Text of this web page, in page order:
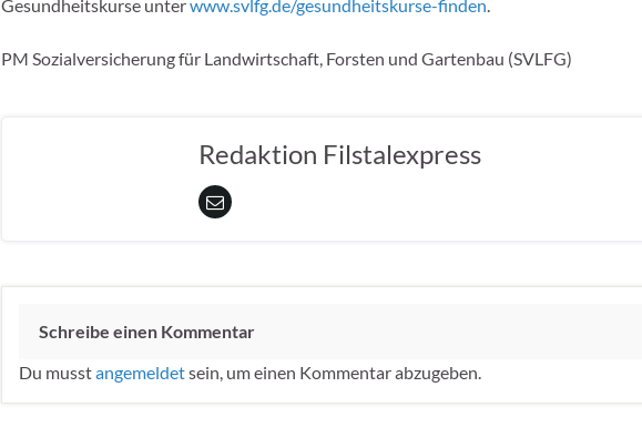
Gesundheitskurse unterwww.svlfg.de/gesundheitskurse-finden.
PM Sozialversicherung für Landwirtschaft, Forsten und Gartenbau (SVLFG)
Redaktion Filstalexpress
Schreibe einen Kommentar
Du musstangemeldetsein, um einen Kommentar abzugeben.